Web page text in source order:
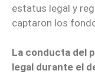
estatus legal y
captaron los
La conducta del
legal durante el